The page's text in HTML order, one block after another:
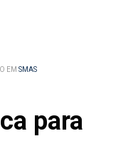
EM SMAS
para